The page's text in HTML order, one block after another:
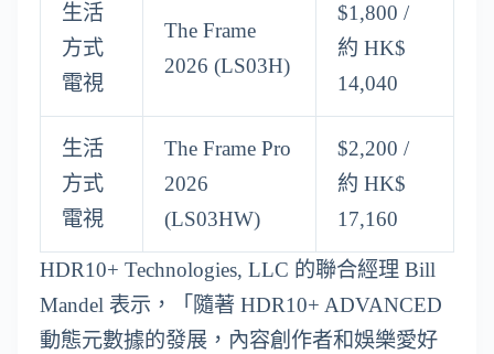
生活
方式
電視
The Frame
2026 (LS03H)
$1,800 /
約 HK$
14,040
生活
方式
電視
The Frame Pro
2026
(LS03HW)
$2,200 /
約 HK$
17,160
HDR10+ Technologies, LLC 的聯合經理 Bill
Mandel 表示，「隨著 HDR10+ ADVANCED
動態元數據的發展，內容創作者和娛樂愛好